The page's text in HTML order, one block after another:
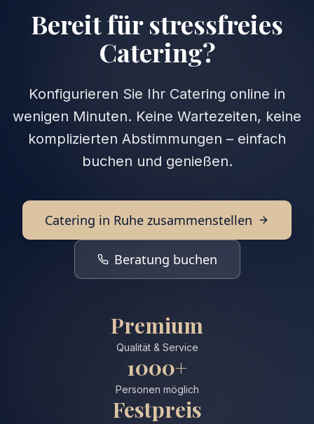
Bereit für stressfreies
Catering?
Konfigurieren Sie Ihr Catering online in
wenigen Minuten. Keine Wartezeiten, keine
komplizierten Abstimmungen – einfach
buchen und genießen.
Catering in Ruhe zusammenstellen
Beratung buchen
Premium
Qualität & Service
1000+
Personen möglich
Festpreis